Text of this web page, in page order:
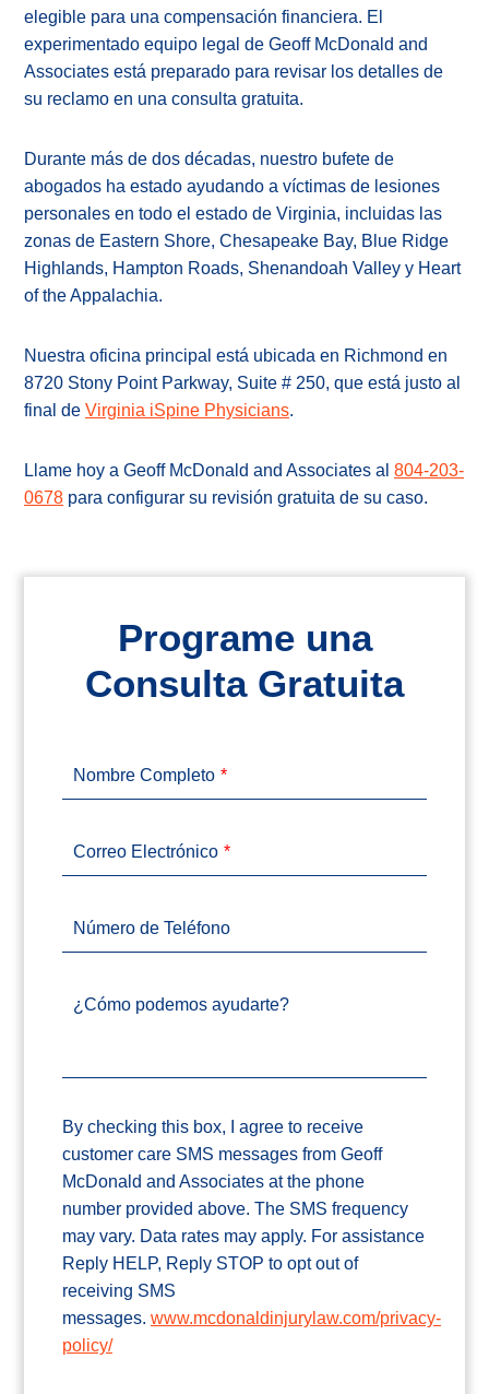
elegible para una compensación financiera. El
experimentado equipo legal de Geoff McDonald and
Associates está preparado para revisar los detalles de
su reclamo en una consulta gratuita.
Durante más de dos décadas, nuestro bufete de
abogados ha estado ayudando a víctimas de lesiones
personales en todo el estado de Virginia, incluidas las
zonas de Eastern Shore, Chesapeake Bay, Blue Ridge
Highlands, Hampton Roads, Shenandoah Valley y Heart
of the Appalachia.
Nuestra oficina principal está ubicada en Richmond en
8720 Stony Point Parkway, Suite # 250, que está justo al
final de Virginia iSpine Physicians.
Llame hoy a Geoff McDonald and Associates al 804-203-
0678 para configurar su revisión gratuita de su caso.
Programe una
Consulta Gratuita
Nombre Completo
Correo Electrónico
Número de Teléfono
¿Cómo podemos ayudarte?
By checking this box, I agree to receive
customer care SMS messages from Geoff
McDonald and Associates at the phone
number provided above. The SMS frequency
may vary. Data rates may apply. For assistance
Reply HELP, Reply STOP to opt out of
receiving SMS
messages. www.mcdonaldinjurylaw.com/privacy-
policy/